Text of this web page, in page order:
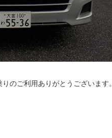
ご利用ありがとうございます。